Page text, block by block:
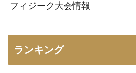
フィジーク大会情報
ランキング